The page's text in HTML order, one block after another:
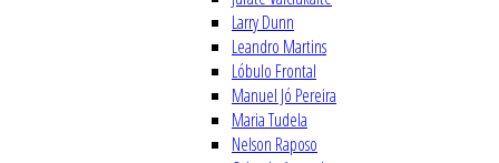
Larry Dunn
Leandro Martins
Lóbulo Frontal
Manuel Jó Pereira
Maria Tudela
Nelson Raposo